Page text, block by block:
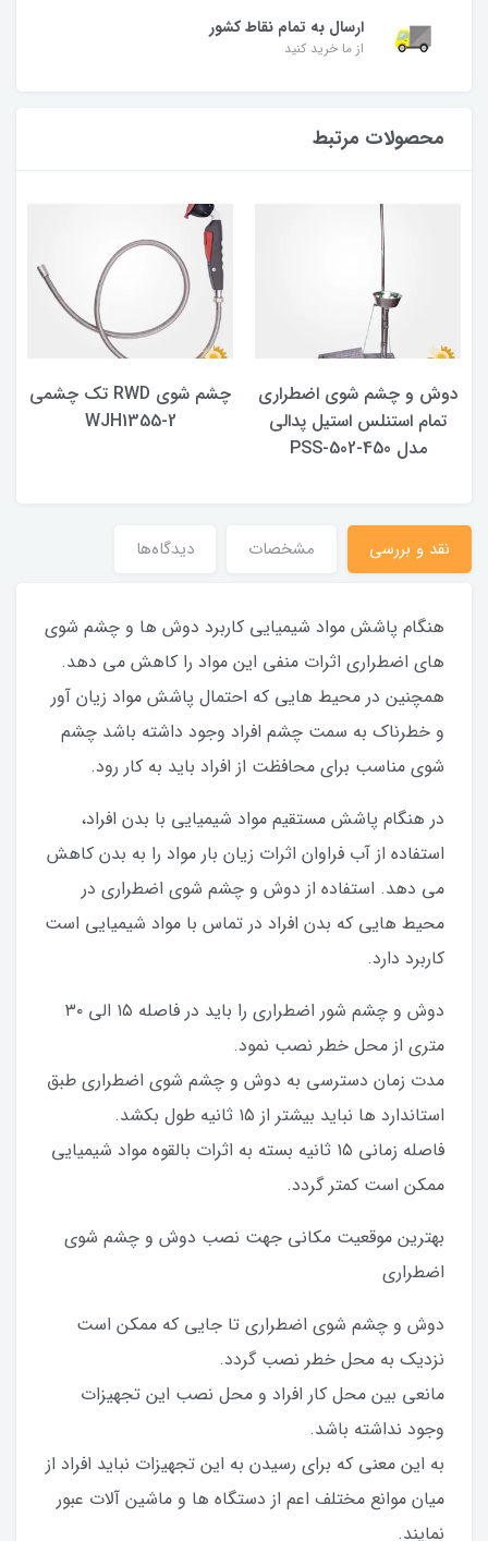
ارسال به تمام نقاط کشور
از ما خرید کنید
محصولات مرتبط
دوش و چشم شوی اضطراری
تمام استنلس استیل پدالی
مدل PSS-502-450
چشم شوی RWD تک چشمی
WJH1355-2
نقد و بررسی مشخصات دیدگاه‌ها
هنگام پاشش مواد شیمیایی کاربرد دوش ها و چشم شوی
های اضطراری اثرات منفی این مواد را کاهش می دهد.
همچنین در محیط هایی که احتمال پاشش مواد زیان آور
و خطرناک به سمت چشم افراد وجود داشته باشد چشم
شوی مناسب برای محافظت از افراد باید به کار رود.
در هنگام پاشش مستقیم مواد شیمیایی با بدن افراد،
استفاده از آب فراوان اثرات زیان بار مواد را به بدن کاهش
می دهد. استفاده از دوش و چشم شوی اضطراری در
محیط هایی که بدن افراد در تماس با مواد شیمیایی است
کاربرد دارد.
دوش و چشم شور اضطراری را باید در فاصله ۱۵ الی ۳۰
متری از محل خطر نصب نمود.
مدت زمان دسترسی به دوش و چشم شوی اضطراری طبق
استاندارد ها نباید بیشتر از ۱۵ ثانیه طول بکشد.
فاصله زمانی ۱۵ ثانیه بسته به اثرات بالقوه مواد شیمیایی
ممکن است کمتر گردد.
بهترین موقعیت مکانی جهت نصب دوش و چشم شوی
اضطراری
دوش و چشم شوی اضطراری تا جایی که ممکن است
نزدیک به محل خطر نصب گردد.
مانعی بین محل کار افراد و محل نصب این تجهیزات
وجود نداشته باشد.
به این معنی که برای رسیدن به این تجهیزات نباید افراد از
میان موانع مختلف اعم از دستگاه ها و ماشین آلات عبور
نمایند.